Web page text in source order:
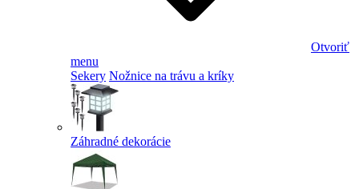
Otvoriť
menu
Sekery Nožnice na trávu a kríky
Záhradné dekorácie